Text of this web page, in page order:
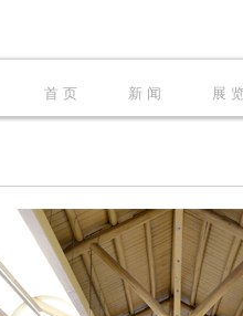
首 页 新 闻 展